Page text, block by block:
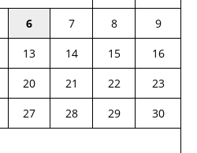
6 7 8
9
13 14 15
16
20 21 22
23
27 28 29
30